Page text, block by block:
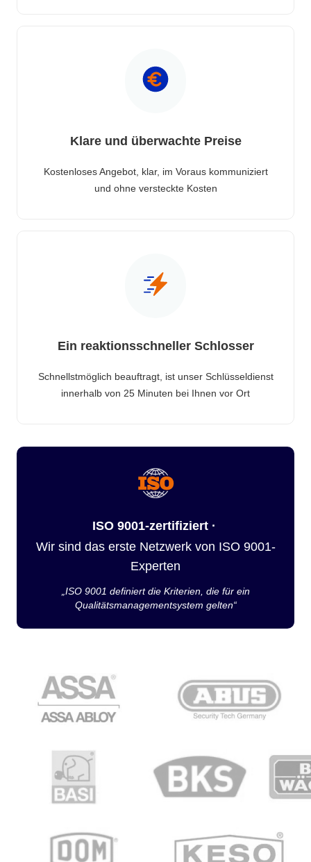
Klare und überwachte Preise
Kostenloses Angebot, klar, im Voraus kommuniziert
und ohne versteckte Kosten
Ein reaktionsschneller Schlosser
Schnellstmöglich beauftragt, ist unser Schlüsseldienst
innerhalb von 25 Minuten bei Ihnen vor Ort
ISO 9001-zertifiziert ·
Wir sind das erste Netzwerk von ISO 9001-
Experten
„ISO 9001 definiert die Kriterien, die für ein
Qualitätsmanagementsystem gelten“